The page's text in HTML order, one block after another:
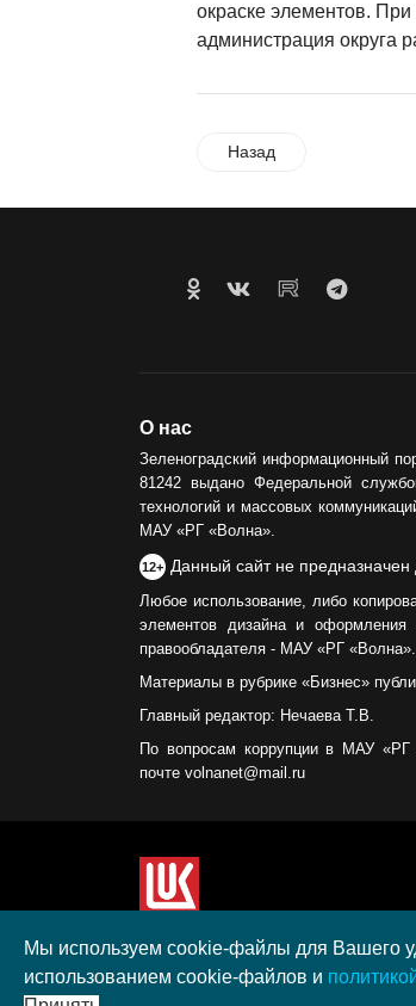
окраске элементов. При
администрация округа
Назад
О нас
Зеленоградский информационный
81242 выдано Федеральной
технологий и массовых
МАУ «РГ «Волна».
12+ Данный сайт не
Любое использование, либо
элементов дизайна и оформления
правообладателя - МАУ «РГ «Волна».
Материалы в рубрике «Бизнес»
Главный редактор: Нечаева Т.В.
По вопросам коррупции в МАУ «РГ
почте volnanet@mail.ru
Сайт создан при поддержке ООО
полученного в рамках XIII
Мы используем cookie-файлы для Вашего
использованием cookie-файлов и